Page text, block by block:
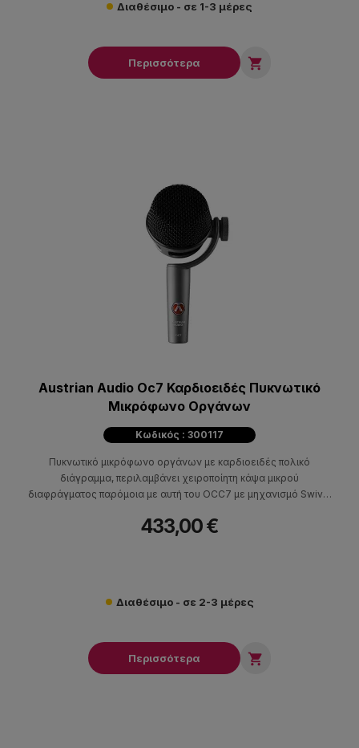
Διαθέσιμο - σε 1-3 μέρες
Περισσότερα 
Austrian Audio Oc7 Καρδιοειδές Πυκνωτικό
Μικρόφωνο Οργάνων
Κωδικός : 300117
Πυκνωτικό μικρόφωνο οργάνων με καρδιοειδές πολικό
διάγραμμα, περιλαμβάνει χειροποίητη κάψα μικρού
διαφράγματος παρόμοια με αυτή του OCC7 με μηχανισμό Swivel
433,00 €
Διαθέσιμο - σε 2-3 μέρες
Περισσότερα 